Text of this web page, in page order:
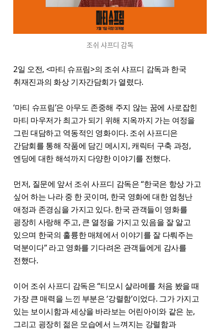
조쉬 샤프디 감독
2일 오전, <마티 슈프림>의 조쉬 샤프디 감독과 한국
취재진과의 화상 기자간담회가 열렸다.
‘마티 슈프림’은 아무도 존중해 주지 않는 꿈에 사로잡힌
마티 마우저가 최고가 되기 위해 지옥까지 가는 여정을
그린 대담하고 역동적인 영화이다. 조쉬 사프디은
간담회를 통해 작품에 담긴 메시지, 캐릭터 구축 과정,
엔딩에 대한 해석까지 다양한 이야기를 전했다.
먼저, 질문에 앞서 조쉬 사프디 감독은 “한국은 항상 가고
싶어 하는 나라 중 한 곳이며, 한국 영화에 대한 엄청난
애정과 존경심을 가지고 있다. 한국 관객들이 영화를
굉장히 사랑해 주고, 큰 열정을 가지고 있음을 잘 알고
있으며 한국의 훌륭한 매체에서 이야기를 잘 다뤄주는
덕분이다” 라고 영화를 기다려온 관객들에게 감사를
전했다.
이어 조쉬 사프디 감독은 “티모시 샬라메를 처음 봤을 때
가장 큰 매력을 느낀 부분은 ‘강렬함’이었다. 그가 가지고
있는 보이시함과 세상을 바라보는 어린아이와 같은 눈,
그리고 굉장히 젊은 모습에서 느껴지는 강렬함과